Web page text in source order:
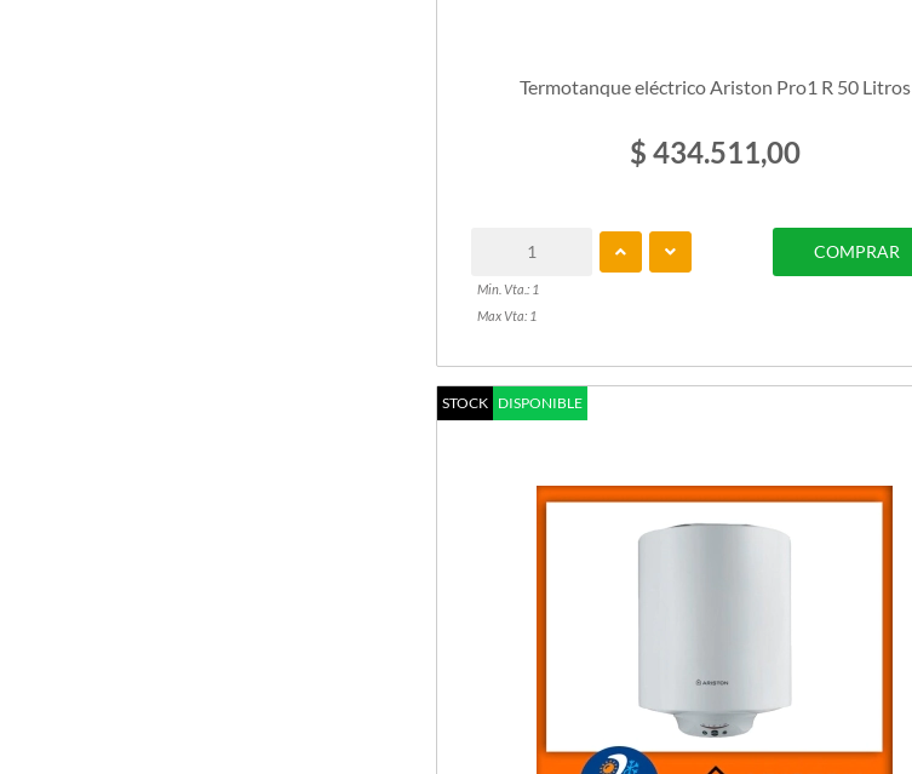
Termotanque eléctrico Ariston Pro1 R 50 Litros
$ 434.511,00
Min. Vta.: 1
Max Vta: 1
COMPRAR
STOCK DISPONIBLE